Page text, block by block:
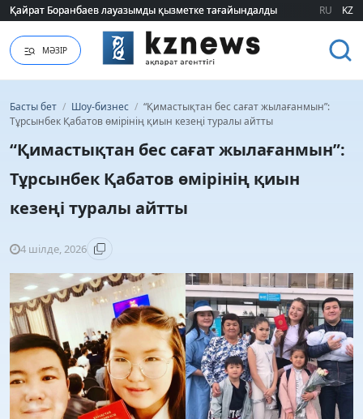
Қайрат Боранбаев лауазымды қызметке тағайындалды
Қайрат Боранбаев лауазымды қызметке тағайындалды RU KZ
МӘЗІР
Басты бет / Шоу-бизнес / “Қимастықтан бес сағат жылағанмын”:
Тұрсынбек Қабатов өмірінің қиын кезеңі туралы айтты
“Қимастықтан бес сағат жылағанмын”:
Тұрсынбек Қабатов өмірінің қиын
кезеңі туралы айтты
4 шілде, 2026